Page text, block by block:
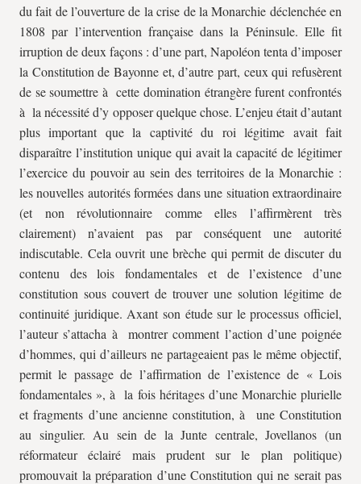
du fait de l’ouverture de la crise de la Monarchie déclenchée en
1808 par l’intervention française dans la Péninsule. Elle fit
irruption de deux façons : d’une part, Napoléon tenta d’imposer
la Constitution de Bayonne et, d’autre part, ceux qui refusèrent
de se soumettre à cette domination étrangère furent confrontés
à la nécessité d’y opposer quelque chose. L’enjeu était d’autant
plus important que la captivité du roi légitime avait fait
disparaître l’institution unique qui avait la capacité de légitimer
l’exercice du pouvoir au sein des territoires de la Monarchie :
les nouvelles autorités formées dans une situation extraordinaire
(et non révolutionnaire comme elles l’affirmèrent très
clairement) n’avaient pas par conséquent une autorité
indiscutable. Cela ouvrit une brèche qui permit de discuter du
contenu des lois fondamentales et de l’existence d’une
constitution sous couvert de trouver une solution légitime de
continuité juridique. Axant son étude sur le processus officiel,
l’auteur s’attacha à montrer comment l’action d’une poignée
d’hommes, qui d’ailleurs ne partageaient pas le même objectif,
permit le passage de l’affirmation de l’existence de « Lois
fondamentales », à la fois héritages d’une Monarchie plurielle
et fragments d’une ancienne constitution, à une Constitution
au singulier. Au sein de la Junte centrale, Jovellanos (un
réformateur éclairé mais prudent sur le plan politique)
promouvait la préparation d’une Constitution qui ne serait pas